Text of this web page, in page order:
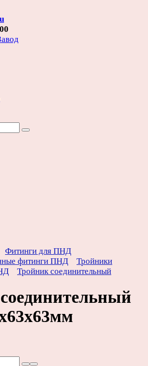
Фитинги для ПНД
фитинги ПНД
Тройники
Тройник соединительный